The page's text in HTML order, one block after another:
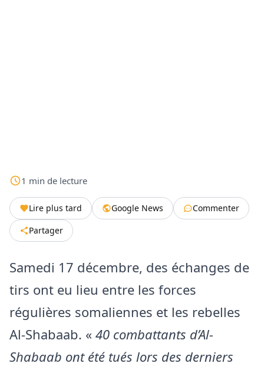
1 min de lecture
Lire plus tard Google News
Commenter
Partager
Samedi 17 décembre, des échanges de
tirs ont eu lieu entre les forces
régulières somaliennes et les rebelles
Al-Shabaab. « 40 combattants d’Al-
Shabaab ont été tués lors des derniers